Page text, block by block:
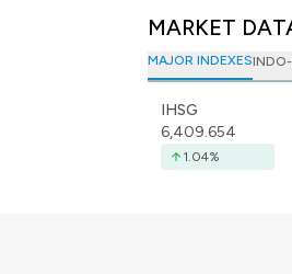
MARKET
MAJOR INDEXESINDO-
IHSG
6,409.654
1.04%